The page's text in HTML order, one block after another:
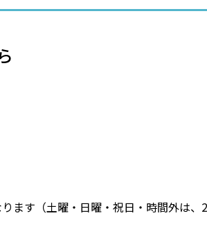
ます（土曜・日曜・祝日・時間外は